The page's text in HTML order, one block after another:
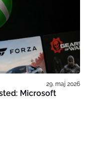
29. maj 2026
Microsoft